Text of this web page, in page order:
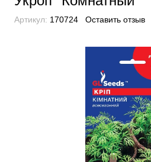
Артикул: 170724 Оставить отзыв